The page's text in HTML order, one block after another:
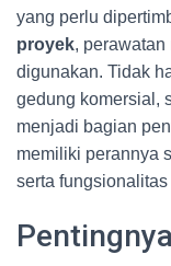
yang perlu
proyek,
digunakan. Tidak
gedung komersial,
menjadi bagian
memiliki perannya
serta